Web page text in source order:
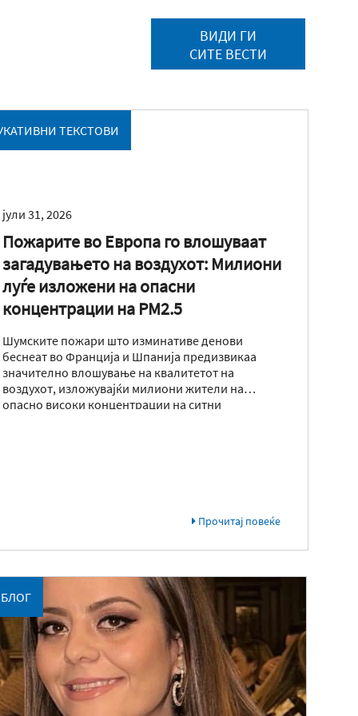
ВИДИ ГИ
СИТЕ ВЕСТИ
ТЕКСТОВИ
јули 31, 2026
Пожарите во Европа го влошуваат
загадувањето на воздухот: Милиони
луѓе изложени на опасни
концентрации на PM2.5
Шумските пожари што изминативе денови
беснеат во Франција и Шпанија предизвикаа
значително влошување на квалитетот на
воздухот, изложувајќи милиони жители на
опасно високи концентрации на ситни
Прочитај повеќе
БЛОГ